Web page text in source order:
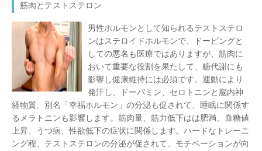
筋肉とテストステロン
男性ホルモンとして知られるテストステロ
ンはステロイドホルモンで、ドーピングと
しての悪名も医療ではありますが、筋肉に
おいて重要な役割を果たして、糖代謝にも
影響し健康維持には必須です。運動により
発汗し、ドーパミン、セロトニンと脳内神
経物質、別名「幸福ホルモン」の分泌も促されて、睡眠に関係す
るメラトニンも影響します。筋肉量、筋力低下はは肥満、血糖値
上昇、うつ病、性欲低下の症状に関係します。ハードなトレーニ
ング程、テストステロンの分泌が促されて、モチベーションが向